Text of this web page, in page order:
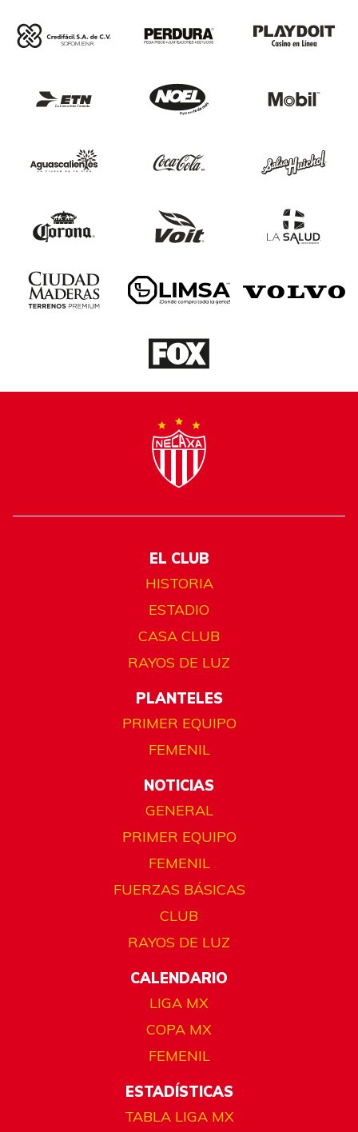
EL CLUB
HISTORIA
ESTADIO
CASA CLUB
RAYOS DE LUZ
PLANTELES
PRIMER EQUIPO
FEMENIL
NOTICIAS
GENERAL
PRIMER EQUIPO
FEMENIL
FUERZAS BÁSICAS
CLUB
RAYOS DE LUZ
CALENDARIO
LIGA MX
COPA MX
FEMENIL
ESTADÍSTICAS
TABLA LIGA MX